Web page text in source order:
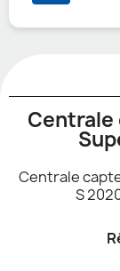
Centrale
Centrale
S